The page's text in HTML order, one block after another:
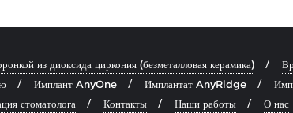
из диоксида циркония (безметалловая керамика)
Имплант AnyOne Имплантат AnyRidge
стоматолога Контакты Наши работы О нас